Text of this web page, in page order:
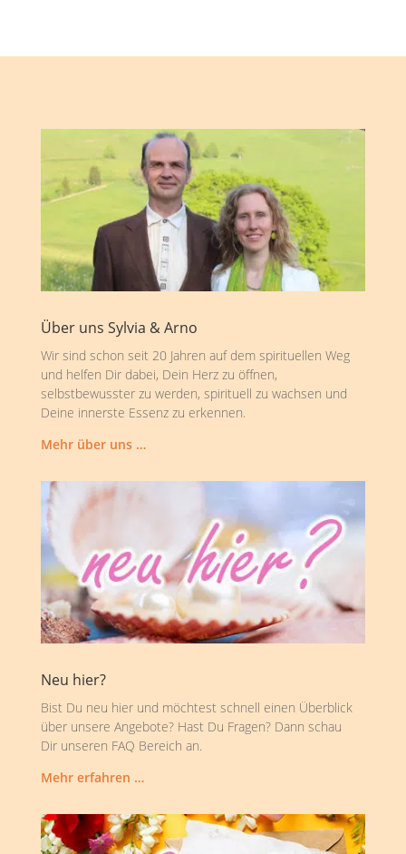
Über uns Sylvia & Arno
Wir sind schon seit 20 Jahren auf dem spirituellen Weg
und helfen Dir dabei, Dein Herz zu öffnen,
selbstbewusster zu werden, spirituell zu wachsen und
Deine innerste Essenz zu erkennen.
Mehr über uns …
Neu hier?
Bist Du neu hier und möchtest schnell einen Überblick
über unsere Angebote? Hast Du Fragen? Dann schau
Dir unseren FAQ Bereich an.
Mehr erfahren …